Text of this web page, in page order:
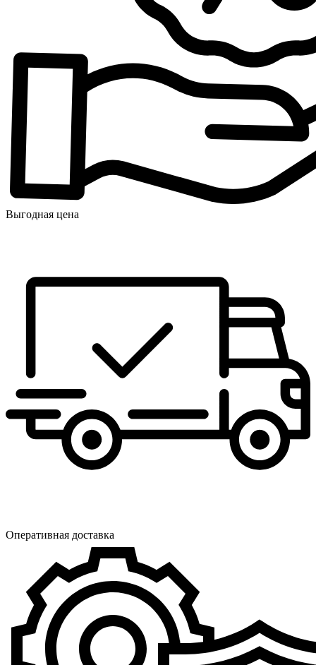
Выгодная цена
Оперативная доставка